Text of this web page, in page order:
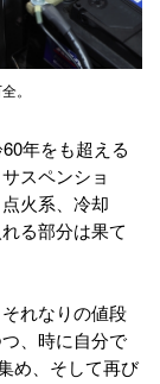
。
年をも超える
スペンショ
火系、冷却
る部分は果て
れなりの値段
、時に自分で
め、そして再び